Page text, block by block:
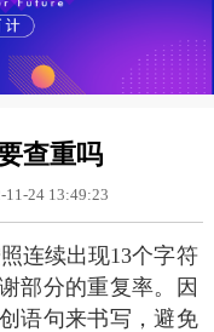
查重吗
11-24 13:49:23
连续出现13个字符
部分的重复率。因
语句来书写，避免